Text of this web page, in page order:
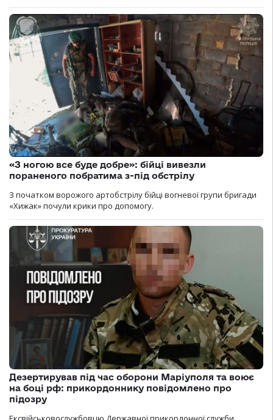
«З ногою все буде добре»: бійці вивезли
пораненого побратима з-під обстрілу
З початком ворожого артобстрілу бійці вогневої групи бригади
«Хижак» почули крики про допомогу.
Дезертирував під час оборони Маріуполя та воює
на боці рф: прикордоннику повідомлено про
підозру